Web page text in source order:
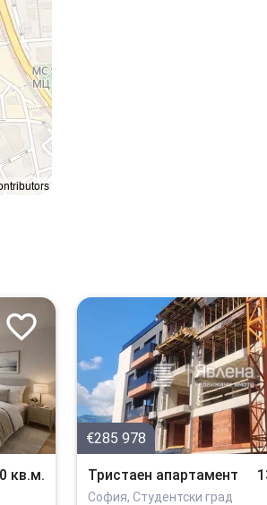
кв.м.
€285 978
Тристаен апартамент
София, Студентски град